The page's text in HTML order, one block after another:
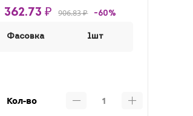
362.73 ₽ 906.83 ₽ -60%
Фасовка 1шт
Кол-во